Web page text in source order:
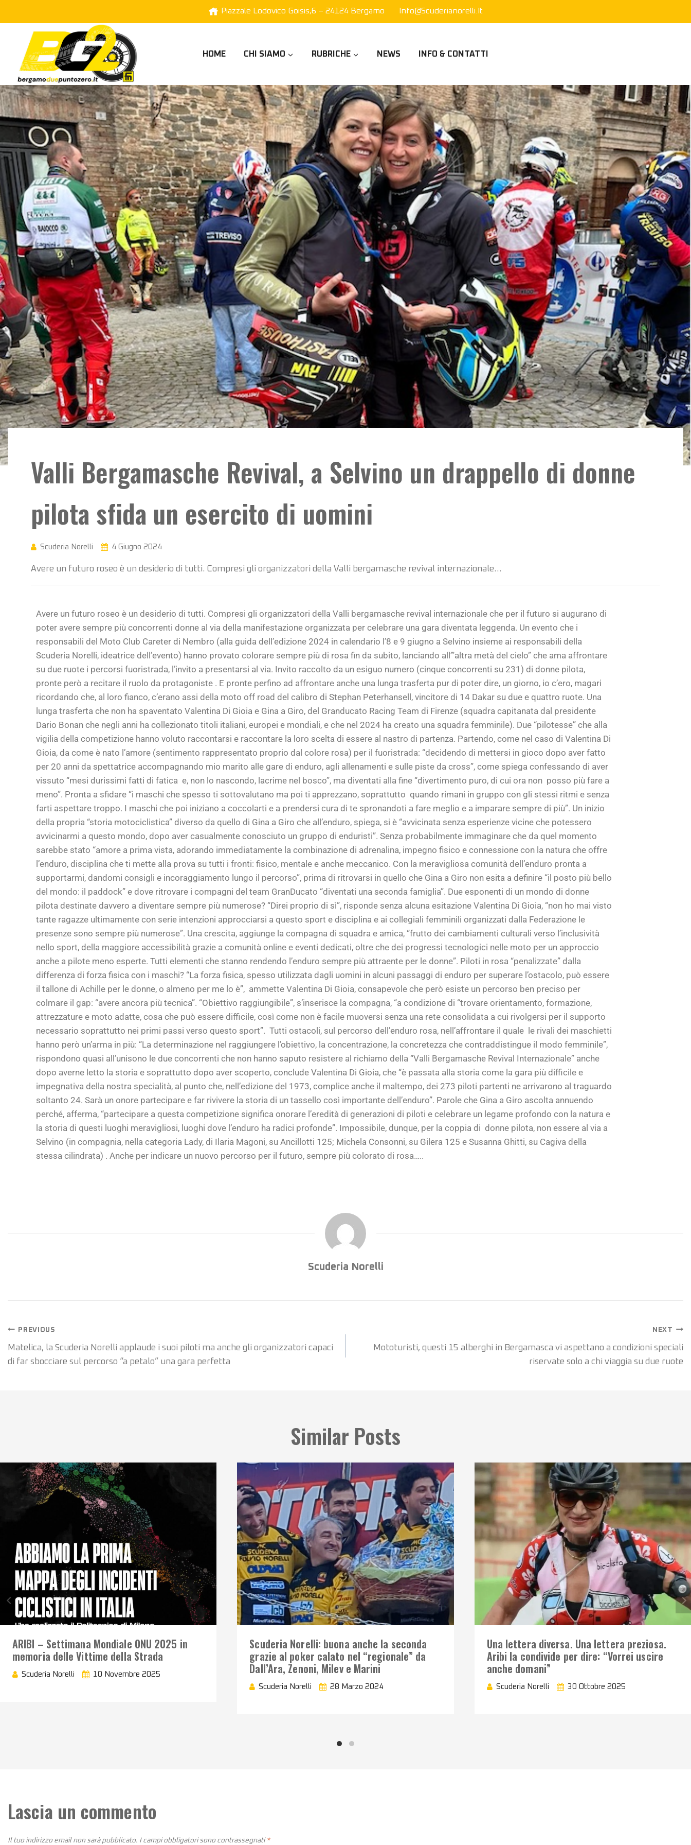
Piazzale Lodovico Goisis,6 – 24124 Bergamo Info@scuderianorelli.it
HOME CHI SIAMO RUBRICHE NEWS INFO & CONTATTI
Valli Bergamasche Revival, a Selvino un drappello di donne
pilota sfida un esercito di uomini
Scuderia Norelli 4 Giugno 2024
Avere un futuro roseo è un desiderio di tutti. Compresi gli organizzatori della Valli bergamasche revival internazionale…
Avere un futuro roseo è un desiderio di tutti. Compresi gli organizzatori della Valli bergamasche revival internazionale che per il futuro si augurano di
poter avere sempre più concorrenti donne al via della manifestazione organizzata per celebrare una gara diventata leggenda. Un evento che i
responsabili del Moto Club Careter di Nembro (alla guida dell’edizione 2024 in calendario l’8 e 9 giugno a Selvino insieme ai responsabili della
Scuderia Norelli, ideatrice dell’evento) hanno provato colorare sempre più di rosa fin da subito, lanciando all’”altra metà del cielo” che ama affrontare
su due ruote i percorsi fuoristrada, l’invito a presentarsi al via. Invito raccolto da un esiguo numero (cinque concorrenti su 231) di donne pilota,
pronte però a recitare il ruolo da protagoniste . E pronte perfino ad affrontare anche una lunga trasferta pur di poter dire, un giorno, io c’ero, magari
ricordando che, al loro fianco, c’erano assi della moto off road del calibro di Stephan Peterhansell, vincitore di 14 Dakar su due e quattro ruote. Una
lunga trasferta che non ha spaventato Valentina Di Gioia e Gina a Giro, del Granducato Racing Team di Firenze (squadra capitanata dal presidente
Dario Bonan che negli anni ha collezionato titoli italiani, europei e mondiali, e che nel 2024 ha creato una squadra femminile). Due “pilotesse” che alla
vigilia della competizione hanno voluto raccontarsi e raccontare la loro scelta di essere al nastro di partenza. Partendo, come nel caso di Valentina Di
Gioia, da come è nato l’amore (sentimento rappresentato proprio dal colore rosa) per il fuoristrada: “decidendo di mettersi in gioco dopo aver fatto
per 20 anni da spettatrice accompagnando mio marito alle gare di enduro, agli allenamenti e sulle piste da cross”, come spiega confessando di aver
vissuto “mesi durissimi fatti di fatica e, non lo nascondo, lacrime nel bosco”, ma diventati alla fine “divertimento puro, di cui ora non posso più fare a
meno”. Pronta a sfidare “i maschi che spesso ti sottovalutano ma poi ti apprezzano, soprattutto quando rimani in gruppo con gli stessi ritmi e senza
farti aspettare troppo. I maschi che poi iniziano a coccolarti e a prendersi cura di te spronandoti a fare meglio e a imparare sempre di più”. Un inizio
della propria “storia motociclistica” diverso da quello di Gina a Giro che all’enduro, spiega, si è “avvicinata senza esperienze vicine che potessero
avvicinarmi a questo mondo, dopo aver casualmente conosciuto un gruppo di enduristi”. Senza probabilmente immaginare che da quel momento
sarebbe stato “amore a prima vista, adorando immediatamente la combinazione di adrenalina, impegno fisico e connessione con la natura che offre
l’enduro, disciplina che ti mette alla prova su tutti i fronti: fisico, mentale e anche meccanico. Con la meravigliosa comunità dell’enduro pronta a
supportarmi, dandomi consigli e incoraggiamento lungo il percorso”, prima di ritrovarsi in quello che Gina a Giro non esita a definire “il posto più bello
del mondo: il paddock” e dove ritrovare i compagni del team GranDucato “diventati una seconda famiglia”. Due esponenti di un mondo di donne
pilota destinate davvero a diventare sempre più numerose? “Direi proprio di sì”, risponde senza alcuna esitazione Valentina Di Gioia, “non ho mai visto
tante ragazze ultimamente con serie intenzioni approcciarsi a questo sport e disciplina e ai collegiali femminili organizzati dalla Federazione le
presenze sono sempre più numerose”. Una crescita, aggiunge la compagna di squadra e amica, “frutto dei cambiamenti culturali verso l’inclusività
nello sport, della maggiore accessibilità grazie a comunità online e eventi dedicati, oltre che dei progressi tecnologici nelle moto per un approccio
anche a pilote meno esperte. Tutti elementi che stanno rendendo l’enduro sempre più attraente per le donne”. Piloti in rosa “penalizzate” dalla
differenza di forza fisica con i maschi? “La forza fisica, spesso utilizzata dagli uomini in alcuni passaggi di enduro per superare l’ostacolo, può essere
il tallone di Achille per le donne, o almeno per me lo è”, ammette Valentina Di Gioia, consapevole che però esiste un percorso ben preciso per
colmare il gap: “avere ancora più tecnica”. “Obiettivo raggiungibile”, s’inserisce la compagna, “a condizione di “trovare orientamento, formazione,
attrezzature e moto adatte, cosa che può essere difficile, così come non è facile muoversi senza una rete consolidata a cui rivolgersi per il supporto
necessario soprattutto nei primi passi verso questo sport”. Tutti ostacoli, sul percorso dell’enduro rosa, nell’affrontare il quale le rivali dei maschietti
hanno però un’arma in più: “La determinazione nel raggiungere l’obiettivo, la concentrazione, la concretezza che contraddistingue il modo femminile”,
rispondono quasi all’unisono le due concorrenti che non hanno saputo resistere al richiamo della “Valli Bergamasche Revival Internazionale” anche
dopo averne letto la storia e soprattutto dopo aver scoperto, conclude Valentina Di Gioia, che “è passata alla storia come la gara più difficile e
impegnativa della nostra specialità, al punto che, nell’edizione del 1973, complice anche il maltempo, dei 273 piloti partenti ne arrivarono al traguardo
soltanto 24. Sarà un onore partecipare e far rivivere la storia di un tassello così importante dell’enduro”. Parole che Gina a Giro ascolta annuendo
perché, afferma, “partecipare a questa competizione significa onorare l’eredità di generazioni di piloti e celebrare un legame profondo con la natura e
la storia di questi luoghi meravigliosi, luoghi dove l’enduro ha radici profonde”. Impossibile, dunque, per la coppia di donne pilota, non essere al via a
Selvino (in compagnia, nella categoria Lady, di Ilaria Magoni, su Ancillotti 125; Michela Consonni, su Gilera 125 e Susanna Ghitti, su Cagiva della
stessa cilindrata) . Anche per indicare un nuovo percorso per il futuro, sempre più colorato di rosa…..
Scuderia Norelli
PREVIOUS
Matelica, la Scuderia Norelli applaude i suoi piloti ma anche gli organizzatori capaci
di far sbocciare sul percorso “a petalo” una gara perfetta
NEXT
Mototuristi, questi 15 alberghi in Bergamasca vi aspettano a condizioni speciali
riservate solo a chi viaggia su due ruote
Similar Posts
ARIBI – Settimana Mondiale ONU 2025 in
memoria delle Vittime della Strada
Scuderia Norelli 10 Novembre 2025
Scuderia Norelli: buona anche la seconda
grazie al poker calato nel “regionale” da
Dall’Ara, Zenoni, Milev e Marini
Scuderia Norelli 28 Marzo 2024
Una lettera diversa. Una lettera preziosa.
Aribi la condivide per dire: “Vorrei uscire
anche domani”
Scuderia Norelli 30 Ottobre 2025
Lascia un commento
Il tuo indirizzo email non sarà pubblicato. I campi obbligatori sono contrassegnati *